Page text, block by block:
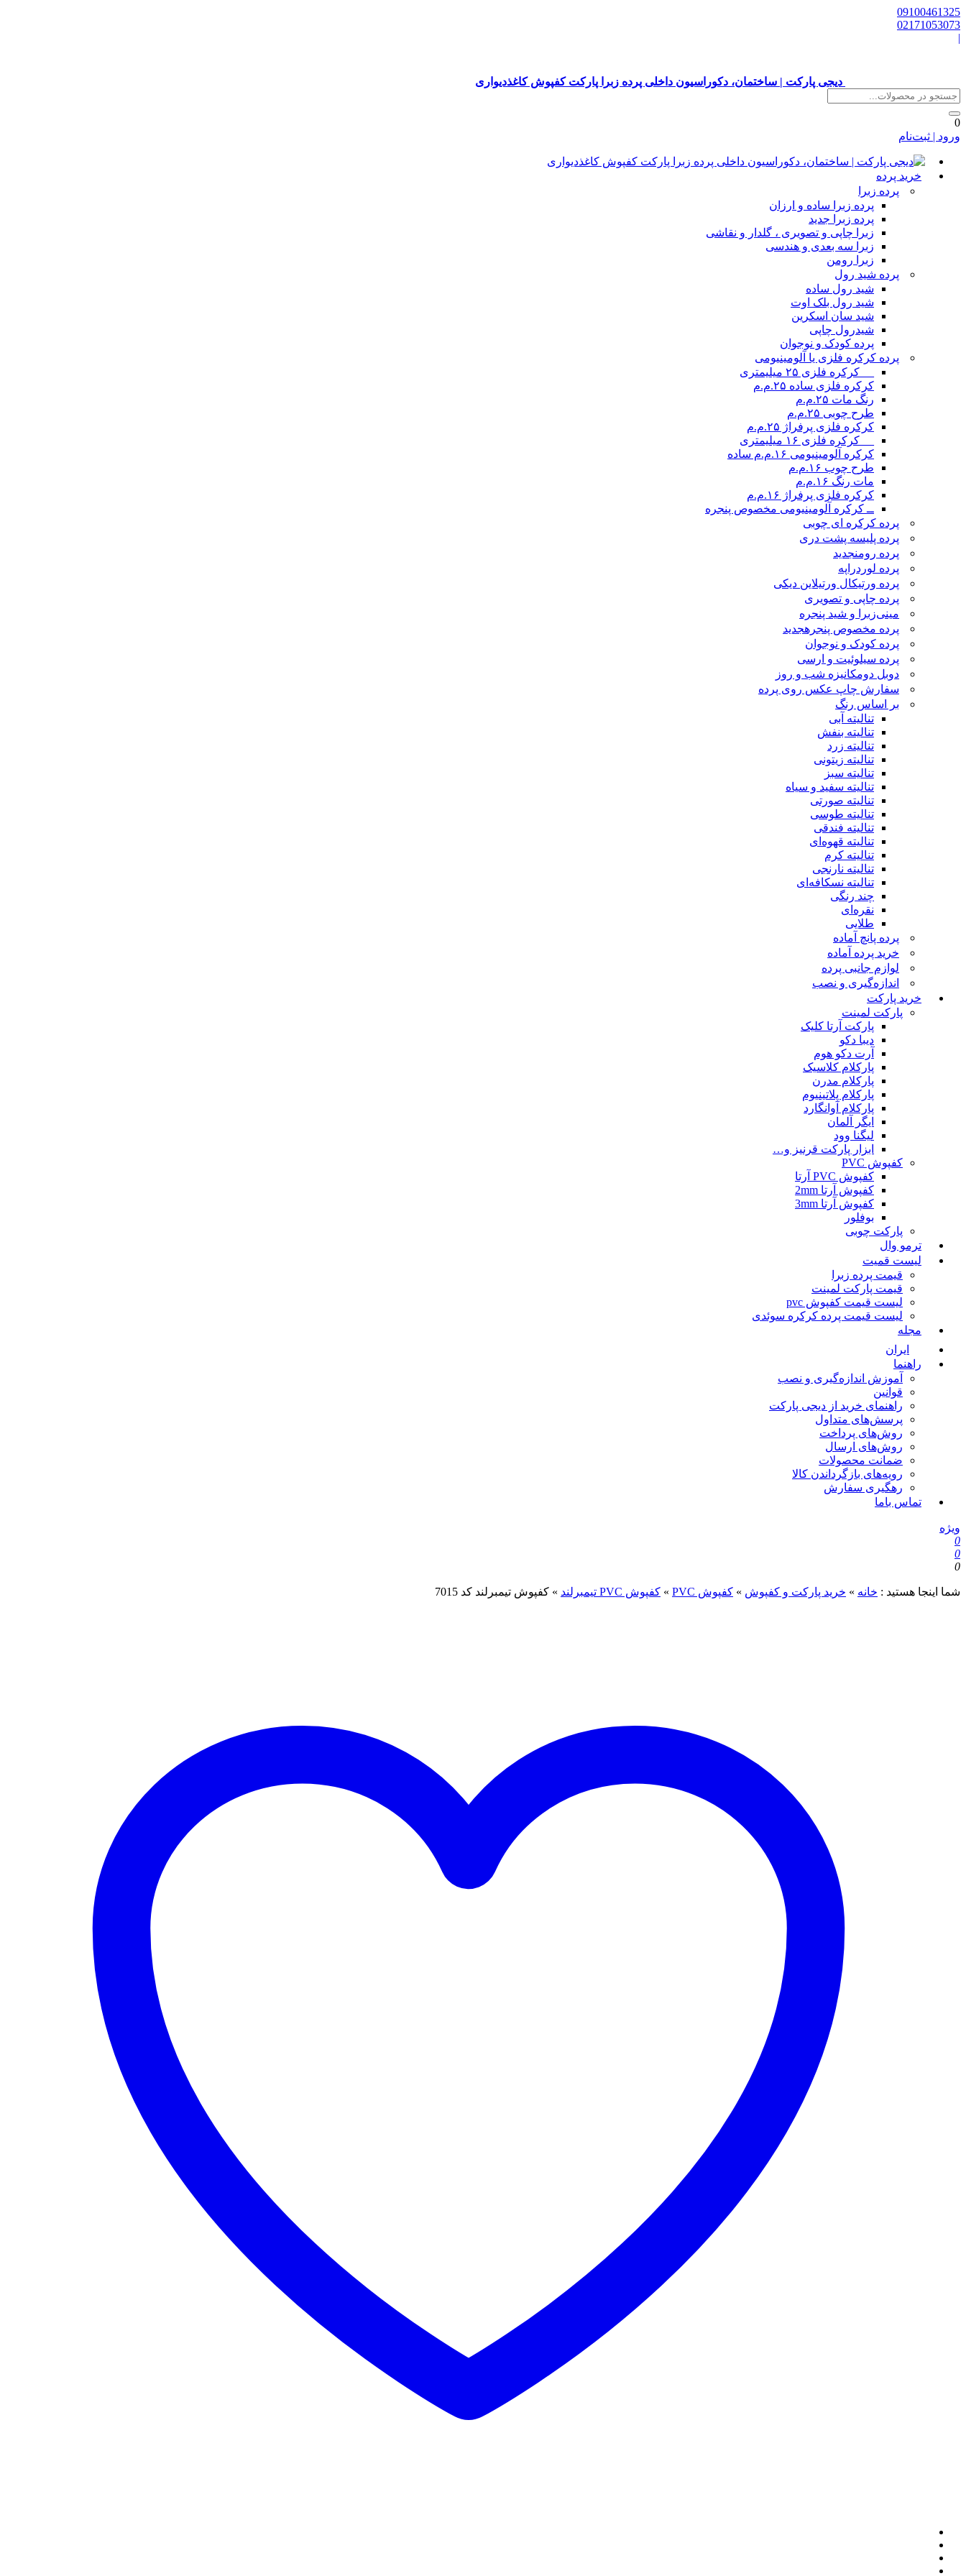
09100461325
02171053073
|
دیجی پارکت | ساختمان، دکوراسیون داخلی پرده زبرا پارکت کفپوش کاغذدیواری
0
ورود | ثبت‌نام
خرید پرده
پرده زبرا
پرده زبرا ساده و ارزان
پرده زبرا جدید
زبرا چاپی و تصویری ، گلدار و نقاشی
زبرا سه بعدی و هندسی
زبرا رومن
پرده شید رول
شید رول ساده
شید رول بلک اوت
شید سان اسکرین
شیدرول چاپی
پرده کودک و نوجوان
پرده کرکره فلزی یا آلومینیومی
__ کرکره فلزی ۲۵ میلیمتری
کرکره فلزی ساده ۲۵.م.م
رنگ مات ۲۵.م.م
طرح چوبی ۲۵.م.م
کرکره فلزی پرفراژ ۲۵.م.م
__ کرکره فلزی ۱۶ میلیمتری
کرکره آلومینیومی ۱۶.م.م ساده
طرح چوب ۱۶.م.م
مات رنگ ۱۶.م.م
کرکره فلزی پرفراژ ۱۶.م.م
ــ کرکره آلومینیومی مخصوص پنجره
پرده کرکره ای چوبی
پرده پلیسه پشت دری
پرده رومنجدید
پرده لوردراپه
پرده ورتیکال ورتیلاین دیکی
پرده چاپی و تصویری
مینی‌زبرا و شید پنجره
پرده مخصوص پنجرهجدید
پرده کودک و نوجوان
پرده سیلوئیت و ارسی
دوبل دومکانیزه شب و روز
سفارش چاپ عکس روی پرده
بر اساس رنگ
تنالیته آبی
تنالیته بنفش
تنالیته زرد
تنالیته زیتونی
تنالیته سبز
تنالیته سفید و سیاه
تنالیته صورتی
تنالیته طوسی
تنالیته فندقی
تنالیته قهوه‌ای
تنالیته کرم
تنالیته نارنجی
تنالیته نسکافه‌ای
چند رنگی
نقره‌ای
طلایی
پرده پانچ آماده
خرید پرده آماده
لوازم جانبی پرده
اندازه‌گیری و نصب
خرید پارکت
پارکت لمینت
پارکت آرتا کلیک
دیبا دکو
آرت دکو هوم
پارکلام کلاسیک
پارکلام مدرن
پارکلام پلاتینیوم
پارکلام آوانگارد
ایگر آلمان
لیگنا وود
ابزار پارکت قرنیز و…
کفپوش PVC
کفپوش PVC آرتا
کفپوش آرتا 2mm
کفپوش آرتا 3mm
بوفلور
پارکت چوبی
ترمو وال
لیست قمیت
قیمت پرده زبرا
قیمت پارکت لمینت
لیست قیمت کفپوش pvc
لیست قیمت پرده کرکره سوئدی
مجله
ایران
راهنما
آموزش اندازه‌گیری و نصب
قوانین
راهنمای خرید از دیجی پارکت
پرسش‌های متداول
روش‌های پرداخت
روش‌های ارسال
ضمانت محصولات
رویه‌های بازگرداندن کالا
رهگیری سفارش
تماس باما
ویژه
0
0
0
شما اینجا هستید : خانه » خرید پارکت و کفپوش » کفپوش PVC » کفپوش PVC تیمبرلند » کفپوش تیمبرلند کد 7015